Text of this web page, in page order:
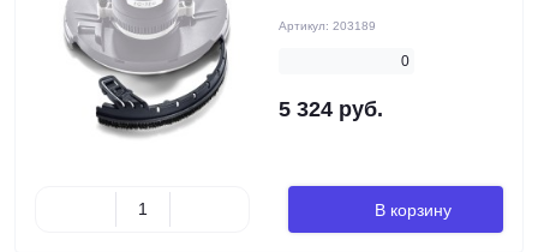
Артикул: 203189
0
5 324 руб.
В корзину